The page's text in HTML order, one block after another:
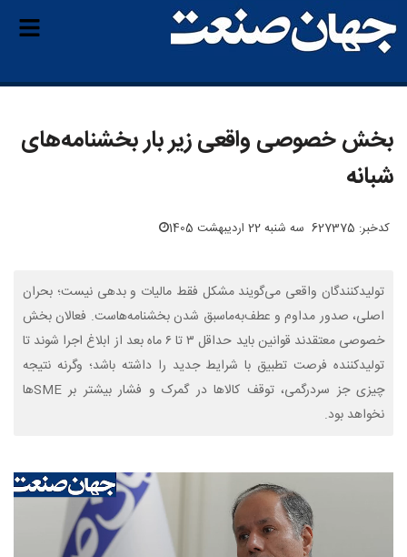
بخش خصوصی واقعی زیر بار بخشنامه‌های
شبانه
کدخبر: 627375 سه شنبه 22 اردیبهشت 1405
تولیدکنندگان واقعی می‌گویند مشکل فقط مالیات و بدهی نیست؛ بحران
اصلی، صدور مداوم و عطف‌به‌ماسبق شدن بخشنامه‌هاست. فعالان بخش
خصوصی معتقدند قوانین باید حداقل ۳ تا ۶ ماه بعد از ابلاغ اجرا شوند تا
تولیدکننده فرصت تطبیق با شرایط جدید را داشته باشد؛ وگرنه نتیجه
چیزی جز سردرگمی، توقف کالاها در گمرک و فشار بیشتر بر SMEها
نخواهد بود.